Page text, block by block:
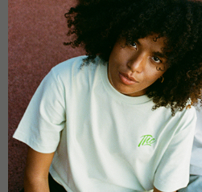
5,0
Como base em 1
5 estrelas
4 estrelas
3 estrelas